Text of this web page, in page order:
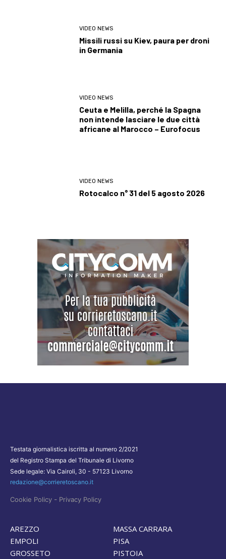
VIDEO NEWS
Missili russi su Kiev, paura per droni
in Germania
VIDEO NEWS
Ceuta e Melilla, perché la Spagna
non intende lasciare le due città
africane al Marocco – Eurofocus
VIDEO NEWS
Rotocalco n° 31 del 5 agosto 2026
Testata giornalistica iscritta al numero 2/2021
del Registro Stampa del Tribunale di Livorno
Sede legale: Via Cairoli, 30 - 57123 Livorno
redazione@corrieretoscano.it
Cookie Policy - Privacy Policy
AREZZO
EMPOLI
GROSSETO
MASSA CARRARA
PISA
PISTOIA